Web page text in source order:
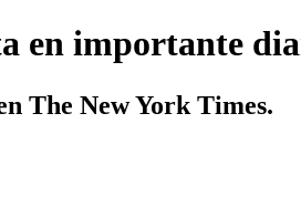
en importante
The New York Times.